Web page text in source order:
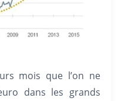
mois que l’on ne
dans les grands